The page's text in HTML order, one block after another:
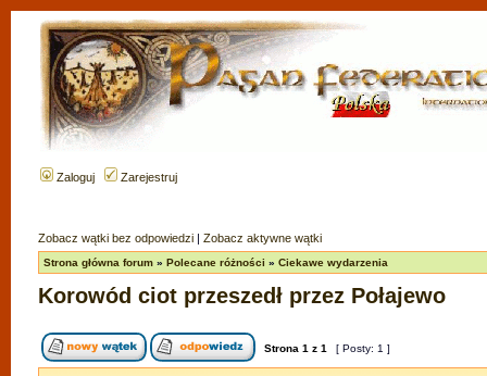
Zaloguj Zarejestruj
Zobacz wątki bez odpowiedzi | Zobacz aktywne wątki
Strona główna forum » Polecane różności » Ciekawe wydarzenia
Korowód ciot przeszedł przez Połajewo
Strona 1 z 1 [ Posty: 1 ]